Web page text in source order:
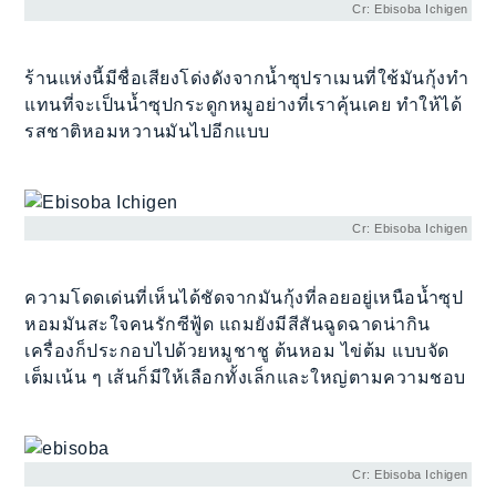
Cr: Ebisoba Ichigen
ร้านแห่งนี้มีชื่อเสียงโด่งดังจากน้ำซุปราเมนที่ใช้มันกุ้งทำ
แทนที่จะเป็นน้ำซุปกระดูกหมูอย่างที่เราคุ้นเคย ทำให้ได้
รสชาติหอมหวานมันไปอีกแบบ
Cr: Ebisoba Ichigen
ความโดดเด่นที่เห็นได้ชัดจากมันกุ้งที่ลอยอยู่เหนือน้ำซุป
หอมมันสะใจคนรักซีฟู้ด แถมยังมีสีสันฉูดฉาดน่ากิน
เครื่องก็ประกอบไปด้วยหมูชาชู ต้นหอม ไข่ต้ม แบบจัด
เต็มเน้น ๆ เส้นก็มีให้เลือกทั้งเล็กและใหญ่ตามความชอบ
Cr: Ebisoba Ichigen